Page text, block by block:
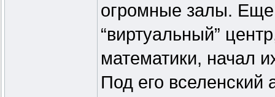
огромные залы. Еще
“виртуальный”
математики, начал
Под его вселенский